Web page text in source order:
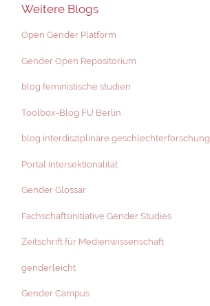
Weitere Blogs
Open Gender Platform
Gender Open Repositorium
blog feministische studien
Toolbox-Blog FU Berlin
blog interdisziplinäre geschlechterforschung
Portal Intersektionalität
Gender Glossar
Fachschaftsinitiative Gender Studies
Zeitschrift für Medienwissenschaft
genderleicht
Gender Campus